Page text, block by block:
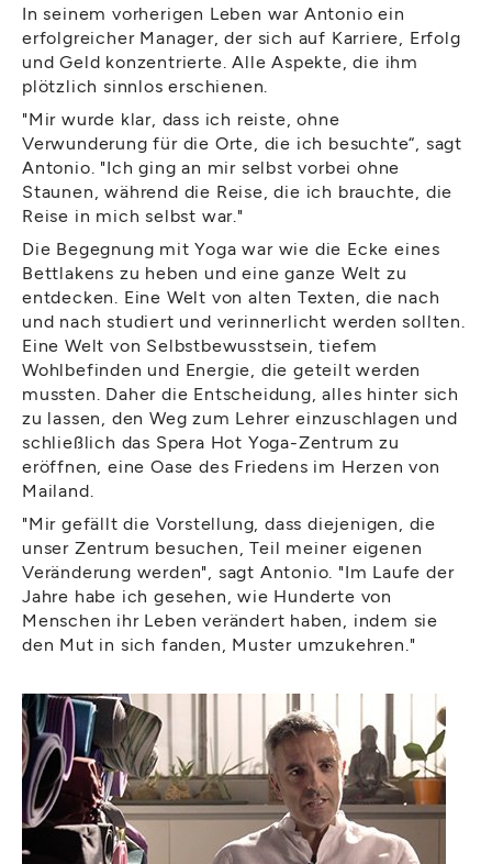
In seinem vorherigen Leben war Antonio ein
erfolgreicher Manager, der sich auf Karriere, Erfolg
und Geld konzentrierte. Alle Aspekte, die ihm
plötzlich sinnlos erschienen.
"Mir wurde klar, dass ich reiste, ohne
Verwunderung für die Orte, die ich besuchte“, sagt
Antonio. "Ich ging an mir selbst vorbei ohne
Staunen, während die Reise, die ich brauchte, die
Reise in mich selbst war."
Die Begegnung mit Yoga war wie die Ecke eines
Bettlakens zu heben und eine ganze Welt zu
entdecken. Eine Welt von alten Texten, die nach
und nach studiert und verinnerlicht werden sollten.
Eine Welt von Selbstbewusstsein, tiefem
Wohlbefinden und Energie, die geteilt werden
mussten. Daher die Entscheidung, alles hinter sich
zu lassen, den Weg zum Lehrer einzuschlagen und
schließlich das Spera Hot Yoga-Zentrum zu
eröffnen, eine Oase des Friedens im Herzen von
Mailand.
"Mir gefällt die Vorstellung, dass diejenigen, die
unser Zentrum besuchen, Teil meiner eigenen
Veränderung werden", sagt Antonio. "Im Laufe der
Jahre habe ich gesehen, wie Hunderte von
Menschen ihr Leben verändert haben, indem sie
den Mut in sich fanden, Muster umzukehren."